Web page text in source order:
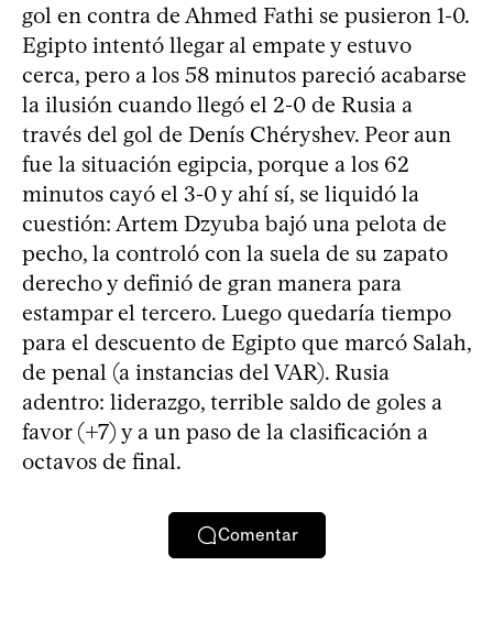
gol en contra de Ahmed Fathi se pusieron 1-0.
Egipto intentó llegar al empate y estuvo
cerca, pero a los 58 minutos pareció acabarse
la ilusión cuando llegó el 2-0 de Rusia a
través del gol de Denís Chéryshev. Peor aun
fue la situación egipcia, porque a los 62
minutos cayó el 3-0 y ahí sí, se liquidó la
cuestión: Artem Dzyuba bajó una pelota de
pecho, la controló con la suela de su zapato
derecho y definió de gran manera para
estampar el tercero. Luego quedaría tiempo
para el descuento de Egipto que marcó Salah,
de penal (a instancias del VAR). Rusia
adentro: liderazgo, terrible saldo de goles a
favor (+7) y a un paso de la clasificación a
octavos de final.
Comentar